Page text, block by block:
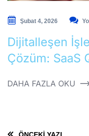
Şubat 4, 2026
Dijitalleşen
Çözüm: SaaS
DAHA FAZLA OKU
ÖNCEKI YAZI